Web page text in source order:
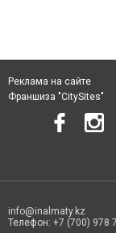
Реклама на сайте
Франшиза "CitySites"
info@inalmaty.kz
Телефон: +7 (700) 978